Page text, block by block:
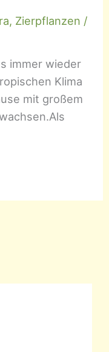
, Zierpflanzen /
immer wieder
Klima
mit großem